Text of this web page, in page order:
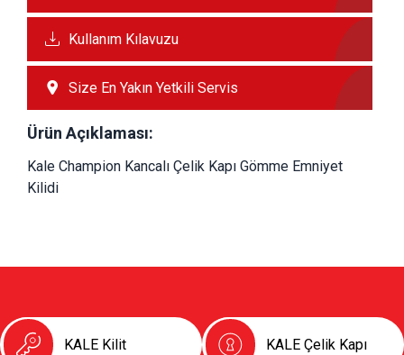
Kullanım Kılavuzu
Size En Yakın Yetkili Servis
Ürün Açıklaması:
Kale Champion Kancalı Çelik Kapı Gömme Emniyet
Kilidi
KALE Kilit KALE Çelik Kapı